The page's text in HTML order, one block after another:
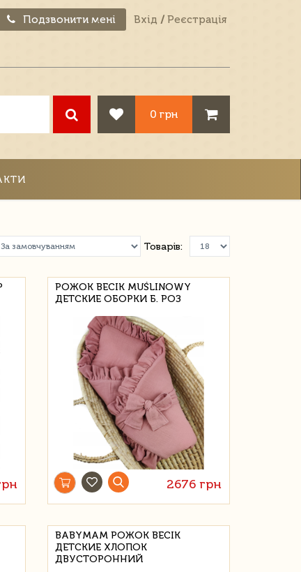
Подзвонити мені Вхід / Реєстрація
0 грн
Товарів:
РОЖОК BECIK MUŚLINOWY
ДЕТСКИЕ ОБОРКИ Б. РОЗ
2676 грн
BABYMAM РОЖОК BECIK
ДЕТСКИЕ ХЛОПОК
ДВУСТОРОННИЙ